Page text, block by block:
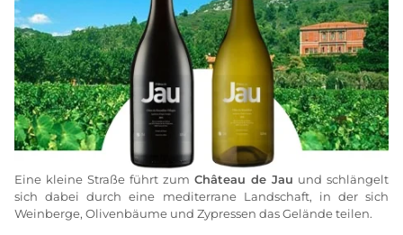
Eine kleine Straße führt zum Château de Jau und schlängelt
sich dabei durch eine mediterrane Landschaft, in der sich
Weinberge, Olivenbäume und Zypressen das Gelände teilen.